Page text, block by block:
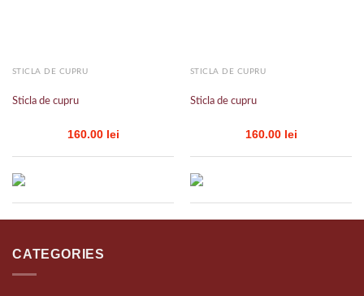
STICLA DE CUPRU
Sticla de cupru
160.00 lei
STICLA DE CUPRU
Sticla de cupru
160.00 lei
CATEGORIES